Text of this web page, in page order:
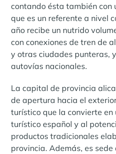
contando ésta también con
que es un referente a nivel
año recibe un nutrido
con conexiones de tren de
y otras ciudades punteras,
autovías nacionales.
La capital de provincia
de apertura hacia el
turístico que la convierte
turístico español y al
productos tradicionales
provincia. Además, es